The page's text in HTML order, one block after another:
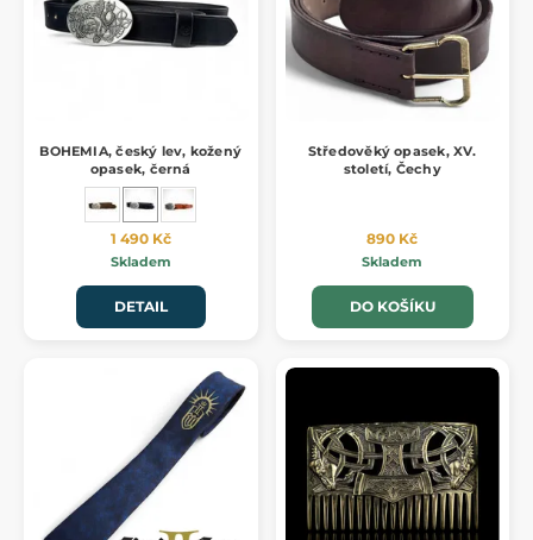
BOHEMIA, český lev, kožený
opasek, černá
1 490 Kč
Skladem
DETAIL
Středověký opasek, XV.
století, Čechy
890 Kč
Skladem
DO KOŠÍKU